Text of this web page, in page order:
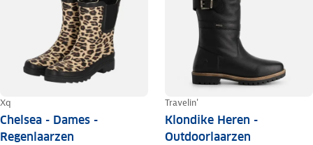
Xq
Chelsea - Dames -
Regenlaarzen
Travelin'
Klondike Heren -
Outdoorlaarzen